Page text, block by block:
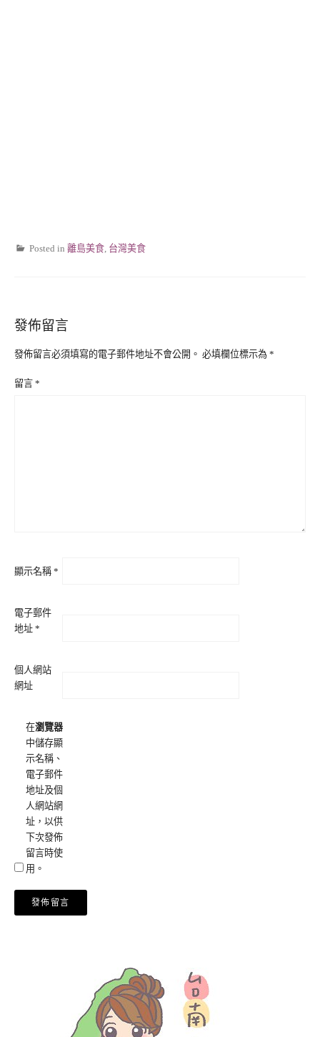
Posted in 離島美食 台灣美食
發佈留言
發佈留言必須填寫的電子郵件地址不會公開。 必填欄位標示為 *
留言 *
顯示名稱 *
電子郵件
地址 *
個人網站
網址
在瀏覽器
中儲存顯
示名稱、
電子郵件
地址及個
人網站網
址，以供
下次發佈
留言時使
用。